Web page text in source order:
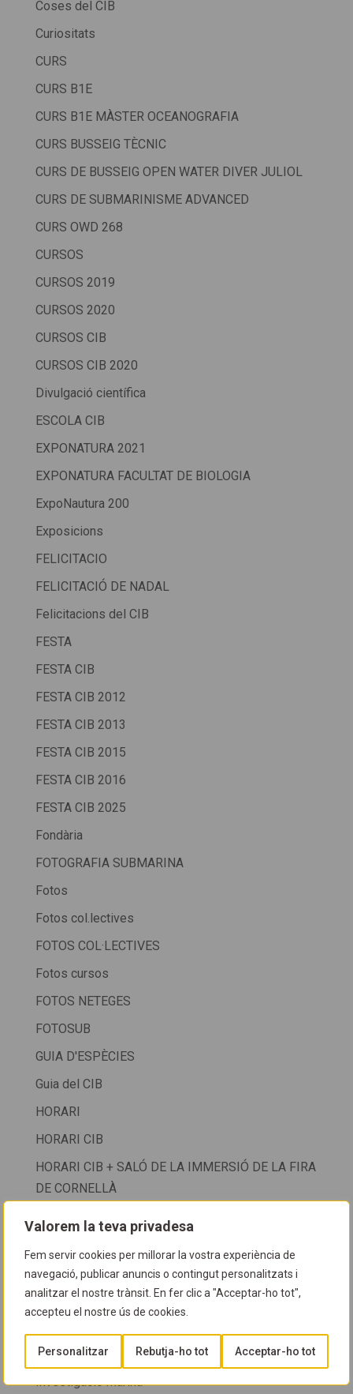
Valorem la teva privadesa
Fem servir cookies per millorar la vostra experiència de
navegació, publicar anuncis o contingut personalitzats i
analitzar el nostre trànsit. En fer clic a "Acceptar-ho tot",
accepteu el nostre ús de cookies.
Personalitzar Rebutja-ho tot Acceptar-ho tot
Coses del CIB
Curiositats
CURS
CURS B1E
CURS B1E MÀSTER OCEANOGRAFIA
CURS BUSSEIG TÈCNIC
CURS DE BUSSEIG OPEN WATER DIVER JULIOL
CURS DE SUBMARINISME ADVANCED
CURS OWD 268
CURSOS
CURSOS 2019
CURSOS 2020
CURSOS CIB
CURSOS CIB 2020
Divulgació científica
ESCOLA CIB
EXPONATURA 2021
EXPONATURA FACULTAT DE BIOLOGIA
ExpoNautura 200
Exposicions
FELICITACIO
FELICITACIÓ DE NADAL
Felicitacions del CIB
FESTA
FESTA CIB
FESTA CIB 2012
FESTA CIB 2013
FESTA CIB 2015
FESTA CIB 2016
FESTA CIB 2025
Fondària
FOTOGRAFIA SUBMARINA
Fotos
Fotos col.lectives
FOTOS COL·LECTIVES
Fotos cursos
FOTOS NETEGES
FOTOSUB
GUIA D'ESPÈCIES
Guia del CIB
HORARI
HORARI CIB
HORARI CIB + SALÓ DE LA IMMERSIÓ DE LA FIRA
DE CORNELLÀ
info cib 2024
Informació al soci
Investigació i recerca
Investigació marina